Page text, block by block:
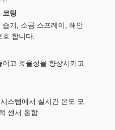
코팅
습기, 소금 스프레이, 해안
호 합니다.
고 효율성을 향상시키고
스템에서 실시간 온도 모
센서 통합